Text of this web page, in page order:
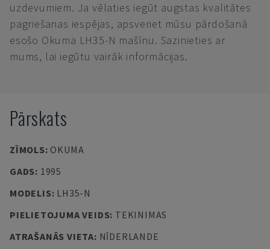
uzdevumiem. Ja vēlaties iegūt augstas kvalitātes
pagriešanas iespējas, apsveriet mūsu pārdošanā
esošo Okuma LH35-N mašīnu. Sazinieties ar
mums, lai iegūtu vairāk informācijas.
Pārskats
ZĪMOLS: OKUMA
GADS: 1995
MODELIS: LH35-N
PIELIETOJUMA VEIDS: TEKINIMAS
ATRAŠANĀS VIETA: NĪDERLANDE